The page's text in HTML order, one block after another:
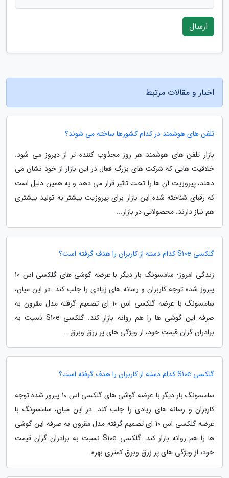
ارسال
اخبار و مقالات مرتبط
تلفن های هوشمند در کدام کشورها ساخته می شوند؟
بازار تلفن های هوشمند هر روز مجذوب کننده تر از دیروز می شود.
خلاقیت هایی که شرکت های بزرگ فعال در این بازار از خود نشان می
دهند، پیروزیت آن ها را تحت تاثیر قرار می دهد و به همین دلیل است
که رقبای شناخته شده این بازار برای پیروزیت بیشتر به تولید بیشتری
هم نیاز دارند. محصولاتی در بازار...
گلکسی S10e کدام دسته از کاربران را هدف گرفته است؟
زندگی امروز- سامسونگ بار دیگر با عرضه گوشی های گلکسی اس 10
پیروز شده توجه کاربران و رسانه های زیادی را جلب کند. در این میان،
سامسونگ با عرضه گلکسی اس 10 ای تصمیم گرفته مدل مقرون به
صرفه این گوشی ها را هم روانه بازار کند. گلکسی S10e نسبت به
برادران گران قیمت خود، از ویژگی های پر زرق وبرق...
گلکسی S10e کدام دسته از کاربران را هدف گرفته است؟
سامسونگ بار دیگر با عرضه گوشی های گلکسی اس 10 پیروز شده توجه
کاربران و رسانه های زیادی را جلب کند. در این میان، سامسونگ با
عرضه گلکسی اس 10 ای تصمیم گرفته مدل مقرون به صرفه این گوشی
ها را هم روانه بازار کند. گلکسی S10e نسبت به برادران گران قیمت
خود، از ویژگی های پر زرق وبرق کمتری بهره...